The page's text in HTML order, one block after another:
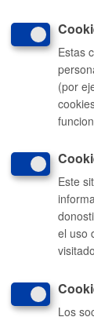
010
(gratuito
(+34) 943
Buzón de
Enlaces útiles
Perfil del
Sede
Mapas -
Sala de
Mapa web
Otras páginas
Donostia
Donostia
Fomento
Dbus
Síguenos en
Estas
(por
Este
el uso
Los